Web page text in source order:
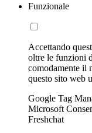
Funzionale
Accettando
oltre le funzioni
comodamente il
questo sito web
Google Tag
Microsoft
Freshchat